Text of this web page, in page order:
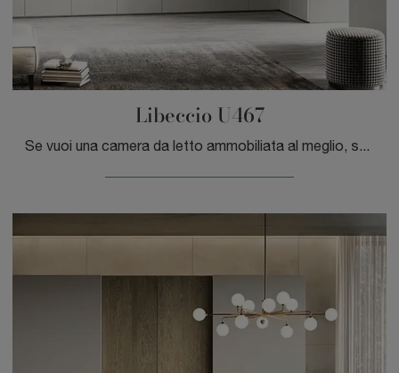
Libeccio U467
Se vuoi una camera da letto ammobiliata al meglio, scegli l'armadio Libeccio U467 con ante battenti di Moretti Compact Giorno Notte!